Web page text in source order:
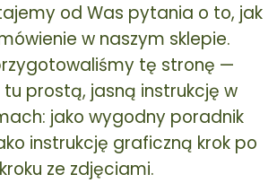
od Was pytania o to, jak
w naszym sklepie.
tę stronę —
tu prostą, jasną instrukcję w
jako wygodny poradnik
instrukcję graficzną krok po
kroku ze zdjęciami.